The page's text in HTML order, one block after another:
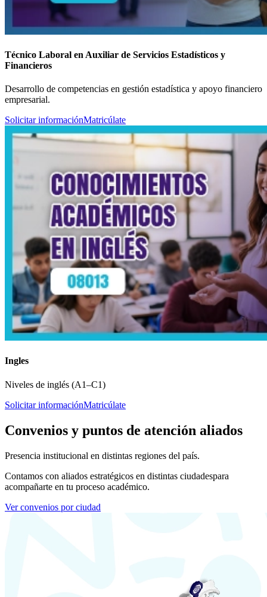
Técnico Laboral en Auxiliar de Servicios Estadísticos y
Financieros
Desarrollo de competencias en gestión estadística y apoyo financiero
empresarial.
Solicitar informaciónMatricúlate
Ingles
Niveles de inglés (A1–C1)
Solicitar informaciónMatricúlate
Convenios y puntos de atención aliados
Presencia institucional en distintas regiones del país.
Contamos con aliados estratégicos en distintas ciudadespara
acompañarte en tu proceso académico.
Ver convenios por ciudad